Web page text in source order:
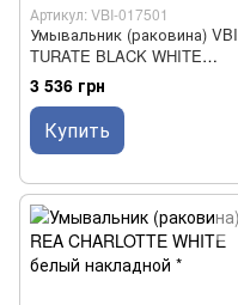
Артикул: VBI-017501
Умывальник (раковина) VBI
TURATE BLACK WHITE
накладной
3 536 грн
Купить